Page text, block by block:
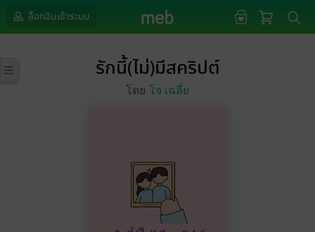
ล็อกอินเข้าระบบ
รักนี้(ไม่)มีสคริปต์
โดย โจ เฉลี่ย